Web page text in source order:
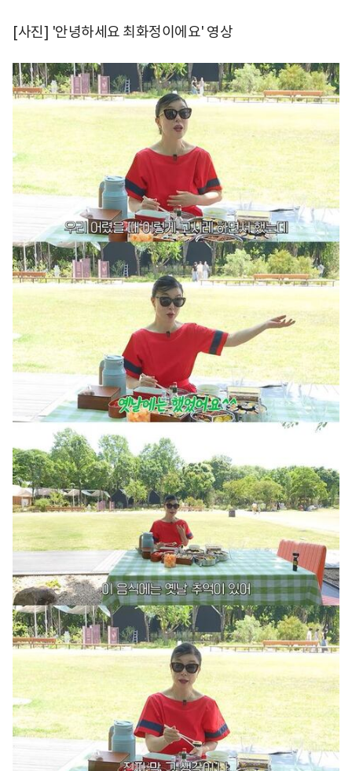
[사진] '안녕하세요 최화정이에요' 영상